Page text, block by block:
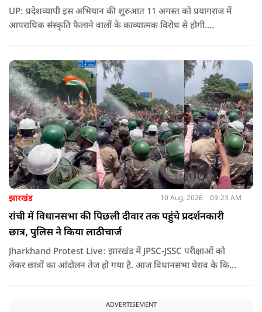
UP: प्रदेशव्यापी इस अभियान की शुरुआत 11 अगस्त को प्रयागराज में
आपराधिक संस्कृति फैलाने वालों के काव्यात्मक विरोध से होगी.
झारखंड 10 Aug, 2026 09:23 AM
रांची में विधानसभा की पिछली दीवार तक पहुंचे प्रदर्शनकारी
छात्र, पुलिस ने किया लाठीचार्ज
Jharkhand Protest Live: झारखंड में JPSC-JSSC परीक्षाओं को
लेकर छात्रों का आंदोलन तेज हो गया है. आज विधानसभा घेराव के किया
ADVERTISEMENT